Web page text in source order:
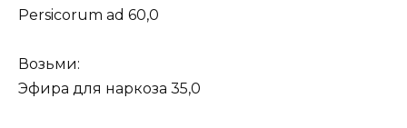
Persicorum ad 60,0
Возьми:
Эфира для наркоза 35,0